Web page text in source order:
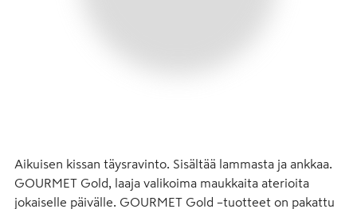
Aikuisen kissan täysravinto. Sisältää lammasta ja ankkaa.
GOURMET Gold, laaja valikoima maukkaita aterioita
jokaiselle päivälle. GOURMET Gold –tuotteet on pakattu